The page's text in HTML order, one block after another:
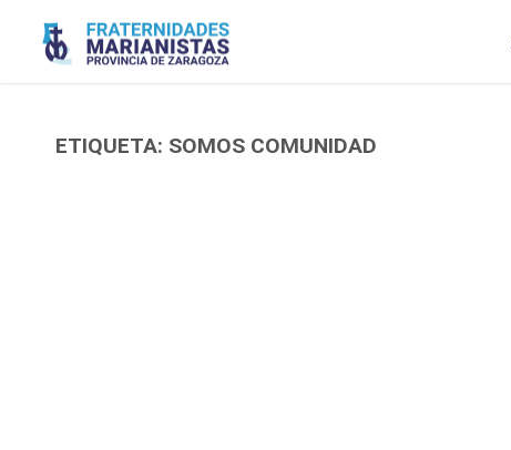
ETIQUETA: SOMOS COMUNIDAD